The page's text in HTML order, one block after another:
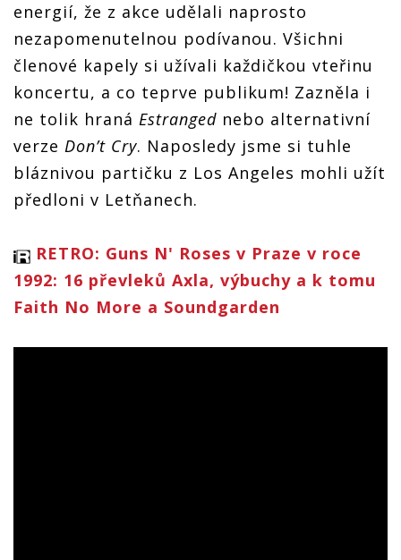
energií, že z akce udělali naprosto
nezapomenutelnou podívanou. Všichni
členové kapely si užívali každičkou vteřinu
koncertu, a co teprve publikum! Zazněla i
ne tolik hraná Estranged nebo alternativní
verze Don’t Cry. Naposledy jsme si tuhle
bláznivou partičku z Los Angeles mohli užít
předloni v Letňanech.
RETRO: Guns N' Roses v Praze v roce
1992: 16 převleků Axla, výbuchy a k tomu
Faith No More a Soundgarden